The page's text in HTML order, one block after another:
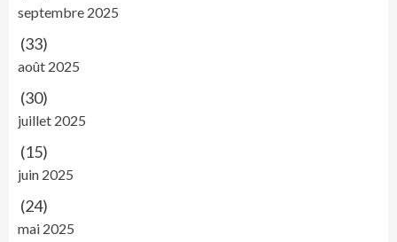
septembre 2025
(33)
août 2025
(30)
juillet 2025
(15)
juin 2025
(24)
mai 2025